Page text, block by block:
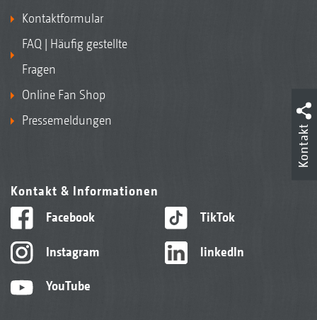
Kontaktformular
FAQ | Häufig gestellte
Fragen
Online Fan Shop
Pressemeldungen
Kontakt & Informationen
Facebook
Instagram
YouTube
TikTok
linkedIn
Kontakt